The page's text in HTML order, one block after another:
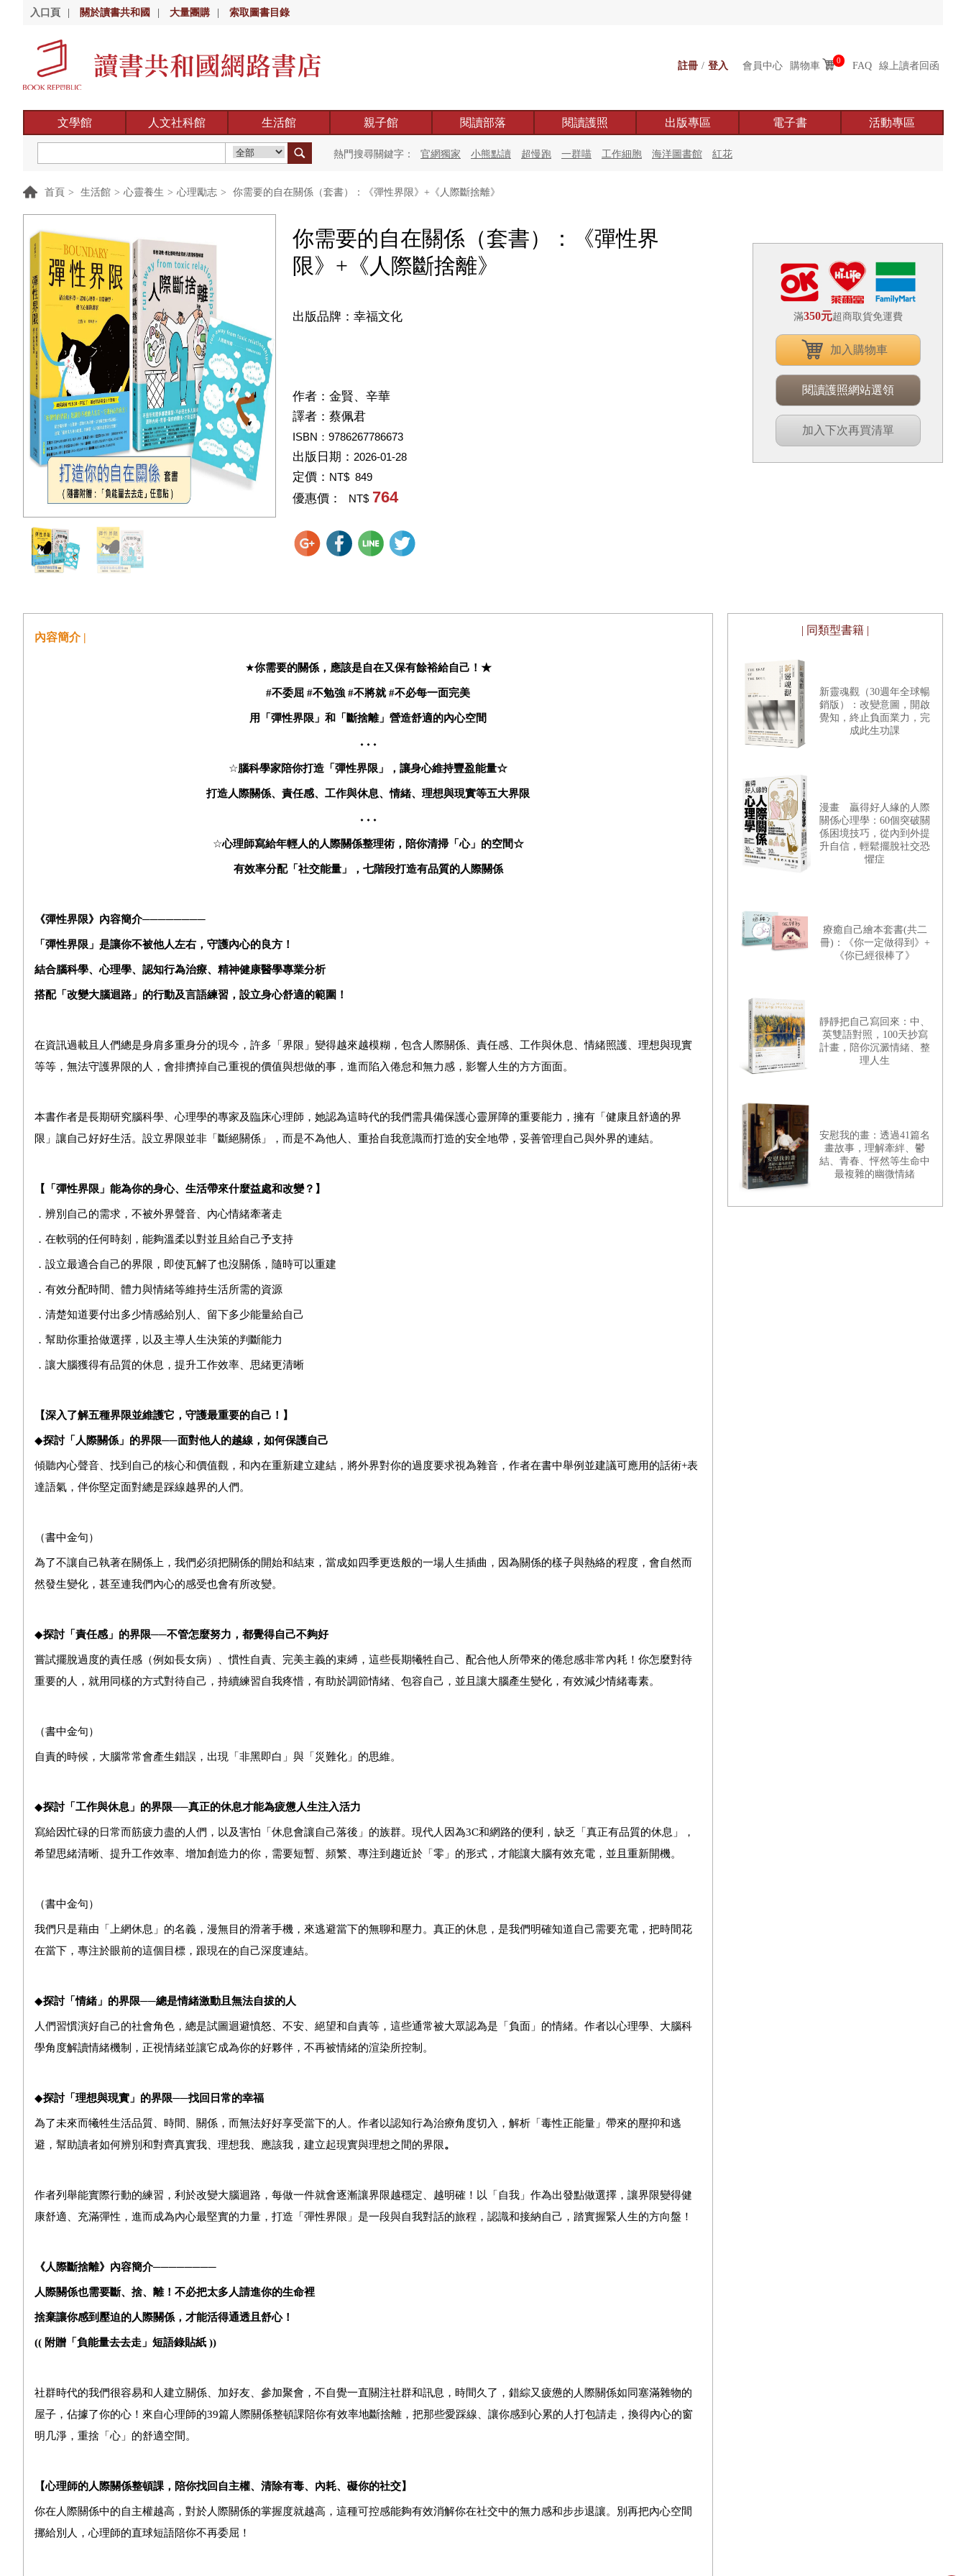
入口頁 關於讀書共和國 大量團購 索取圖書目錄
註冊 / 登入 會員中心 購物車 0 FAQ 線上讀者回函
文學館 人文社科館 生活館 親子館 閱讀部落 閱讀護照 出版專區 電子書 活動專區
熱門搜尋關鍵字： 官網獨家 小熊點讀 超慢跑 一群喵 工作細胞 海洋圖書館 紅花
首頁 > 生活館 > 心靈養生 > 心理勵志 > 你需要的自在關係（套書）：《彈性界限》+《人際斷捨離》
你需要的自在關係（套書）：《彈性界
限》+《人際斷捨離》
出版品牌：幸福文化
作者： 金賢、辛華
譯者： 蔡佩君
ISBN：9786267786673
出版日期： 2026-01-28
定價： NT$ 849
優惠價： NT$ 764
滿350元超商取貨免運費
加入購物車
閱讀護照網站選領
加入下次再買清單
內容簡介 |
★你需要的關係，應該是自在又保有餘裕給自己！★
#不委屈 #不勉強 #不將就#不必每一面完美
用「彈性界限」和「斷捨離」營造舒適的內心空間
⬩⬩⬩
☆腦科學家陪你打造「彈性界限」，讓身心維持豐盈能量☆
打造人際關係、責任感、工作與休息、情緒、理想與現實等五大界限
⬩⬩⬩
☆心理師寫給年輕人的人際關係整理術，陪你清掃「心」的空間☆
有效率分配「社交能量」，七階段打造有品質的人際關係
《彈性界限》內容簡介────────
「彈性界限」是讓你不被他人左右，守護內心的良方！
結合腦科學、心理學、認知行為治療、精神健康醫學專業分析
搭配「改變大腦迴路」的行動及言語練習，設立身心舒適的範圍！
在資訊過載且人們總是身肩多重身分的現今，許多「界限」變得越來越模糊，包含人際關係、責任感、工作與休息、情緒照護、理想與現實
等等，無法守護界限的人，會排擠掉自己重視的價值與想做的事，進而陷入倦怠和無力感，影響人生的方方面面。
本書作者是長期研究腦科學、心理學的專家及臨床心理師，她認為這時代的我們需具備保護心靈屏障的重要能力，擁有「健康且舒適的界
限」讓自己好好生活。設立界限並非「斷絕關係」，而是不為他人、重拾自我意識而打造的安全地帶，妥善管理自己與外界的連結。
【「彈性界限」能為你的身心、生活帶來什麼益處和改變？】
．辨別自己的需求，不被外界聲音、內心情緒牽著走
．在軟弱的任何時刻，能夠溫柔以對並且給自己予支持
．設立最適合自己的界限，即使瓦解了也沒關係，隨時可以重建
．有效分配時間、體力與情緒等維持生活所需的資源
．清楚知道要付出多少情感給別人、留下多少能量給自己
．幫助你重拾做選擇，以及主導人生決策的判斷能力
．讓大腦獲得有品質的休息，提升工作效率、思緒更清晰
【深入了解五種界限並維護它，守護最重要的自己！】
◆探討「人際關係」的界限──面對他人的越線，如何保護自己
傾聽內心聲音、找到自己的核心和價值觀，和內在重新建立建結，將外界對你的過度要求視為雜音，作者在書中舉例並建議可應用的話術+表
達語氣，伴你堅定面對總是踩線越界的人們。
（書中金句）
為了不讓自己執著在關係上，我們必須把關係的開始和結束，當成如四季更迭般的一場人生插曲，因為關係的樣子與熱絡的程度，會自然而
然發生變化，甚至連我們內心的感受也會有所改變。
◆探討「責任感」的界限──不管怎麼努力，都覺得自己不夠好
嘗試擺脫過度的責任感（例如長女病）、慣性自責、完美主義的束縛，這些長期犧牲自己、配合他人所帶來的倦怠感非常內耗！你怎麼對待
重要的人，就用同樣的方式對待自己，持續練習自我疼惜，有助於調節情緒、包容自己，並且讓大腦產生變化，有效減少情緒毒素。
（書中金句）
自責的時候，大腦常常會產生錯誤，出現「非黑即白」與「災難化」的思維。
◆探討「工作與休息」的界限──真正的休息才能為疲憊人生注入活力
寫給因忙碌的日常而筋疲力盡的人們，以及害怕「休息會讓自己落後」的族群。現代人因為3C和網路的便利，缺乏「真正有品質的休息」，
希望思緒清晰、提升工作效率、增加創造力的你，需要短暫、頻繁、專注到趨近於「零」的形式，才能讓大腦有效充電，並且重新開機。
（書中金句）
我們只是藉由「上網休息」的名義，漫無目的滑著手機，來逃避當下的無聊和壓力。真正的休息，是我們明確知道自己需要充電，把時間花
在當下，專注於眼前的這個目標，跟現在的自己深度連結。
◆探討「情緒」的界限──總是情緒激動且無法自拔的人
人們習慣演好自己的社會角色，總是試圖迴避憤怒、不安、絕望和自責等，這些通常被大眾認為是「負面」的情緒。作者以心理學、大腦科
學角度解讀情緒機制，正視情緒並讓它成為你的好夥伴，不再被情緒的渲染所控制。
◆探討「理想與現實」的界限──找回日常的幸福
為了未來而犧牲生活品質、時間、關係，而無法好好享受當下的人。作者以認知行為治療角度切入，解析「毒性正能量」帶來的壓抑和逃
避，幫助讀者如何辨別和對齊真實我、理想我、應該我，建立起現實與理想之間的界限。
作者列舉能實際行動的練習，利於改變大腦迴路，每做一件就會逐漸讓界限越穩定、越明確！以「自我」作為出發點做選擇，讓界限變得健
康舒適、充滿彈性，進而成為內心最堅實的力量，打造「彈性界限」是一段與自我對話的旅程，認識和接納自己，踏實握緊人生的方向盤！
《人際斷捨離》內容簡介────────
人際關係也需要斷、捨、離！不必把太多人請進你的生命裡
捨棄讓你感到壓迫的人際關係，才能活得通透且舒心！
(( 附贈「負能量去去走」短語錄貼紙 ))
社群時代的我們很容易和人建立關係、加好友、參加聚會，不自覺一直關注社群和訊息，時間久了，錯綜又疲憊的人際關係如同塞滿雜物的
屋子，佔據了你的心！來自心理師的39篇人際關係整頓課陪你有效率地斷捨離，把那些愛踩線、讓你感到心累的人打包請走，換得內心的窗
明几淨，重捨「心」的舒適空間。
【心理師的人際關係整頓課，陪你找回自主權、清除有毒、內耗、礙你的社交】
你在人際關係中的自主權越高，對於人際關係的掌握度就越高，這種可控感能夠有效消解你在社交中的無力感和步步退讓。別再把內心空間
挪給別人，心理師的直球短語陪你不再委屈！
| 同類型書籍 |
新靈魂觀（30週年全球暢
銷版）：改變意圖，開啟
覺知，終止負面業力，完
成此生功課
漫畫 贏得好人緣的人際
關係心理學：60個突破關
係困境技巧，從內到外提
升自信，輕鬆擺脫社交恐
懼症
療癒自己繪本套書(共二
冊)：《你一定做得到》+
《你已經很棒了》
靜靜把自己寫回來：中、
英雙語對照，100天抄寫
計畫，陪你沉澱情緒、整
理人生
安慰我的畫：透過41篇名
畫故事，理解牽絆、鬱
結、青春、怦然等生命中
最複雜的幽微情緒